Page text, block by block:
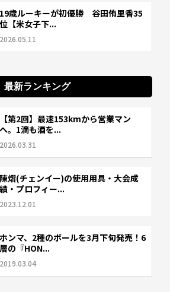
19歳ルーキーが初優勝 谷田侑里香35
位【米女子下...
2026.05.11
最新ランキング
【第2回】最速153kmから営業マン
へ。1滴も酒を...
2026.03.31
陳熠(チェンイー)の使用用具・大会成
績・プロフィー...
2023.12.01
ホンマ、2種のボールを3月下旬発売！6
層の『HON...
2019.03.04